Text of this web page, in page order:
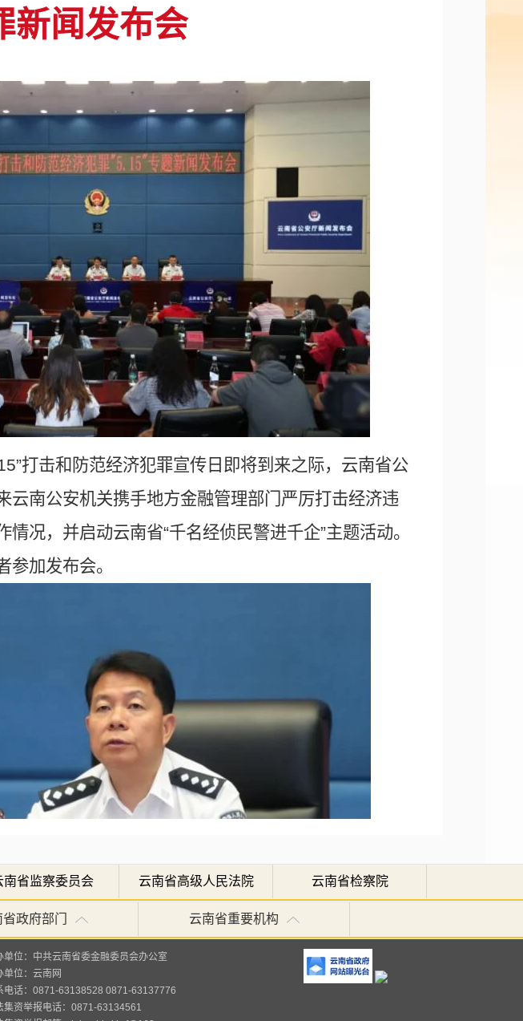
新闻发布会
打击和防范经济犯罪宣传日即将到来之际，云南省公
云南公安机关携手地方金融管理部门严厉打击经济违
况，并启动云南省“千名经侦民警进千企”主题活动。
参加发布会。
水旺通报云南公安打击和防范经济犯罪工作情况，并
题活动启动。他介绍，近年来云南公安机关牢固树立
南省监察委员会 云南省高级人民法院 云南省检察院
政府部门 云南省重要机构
单位：中共云南省委金融委员会办公室
位： 云南网
电话：0871-63138528 0871-63137776
集资举报电话：0871-63134561